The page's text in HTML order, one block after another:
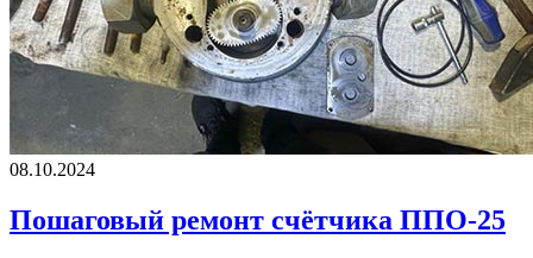
08.10.2024
Пошаговый ремонт счётчика ППО-25